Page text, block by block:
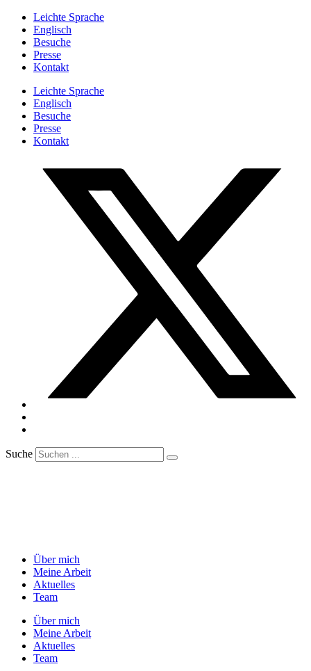
Zum
Inhalt
springen
Leichte Sprache
Englisch
Besuche
Presse
Kontakt
Leichte Sprache
Englisch
Besuche
Presse
Kontakt
Suche
Über mich
Meine Arbeit
Aktuelles
Team
Über mich
Meine Arbeit
Aktuelles
Team